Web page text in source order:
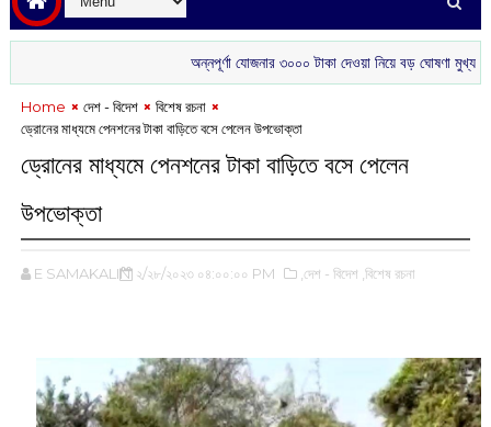
অন্নপূর্ণা যোজনার ৩০০০ টাকা দেওয়া নিয়ে বড় ঘোষণা মুখ্যমন্ত্রীর
Home দেশ - বিদেশ
বিশেষ রচনা
ড্রোনের মাধ্যমে পেনশনের টাকা বাড়িতে বসে পেলেন উপভোক্তা
ড্রোনের মাধ্যমে পেনশনের টাকা বাড়িতে বসে পেলেন
উপভোক্তা
E SAMAKALIN ২/২৮/২০২৩ ০৪:০০:০০ PM ,দেশ - বিদেশ ,বিশেষ রচনা